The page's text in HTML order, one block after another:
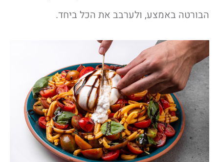
הבורטה באמצע, ולערבב את הכל ביחד.